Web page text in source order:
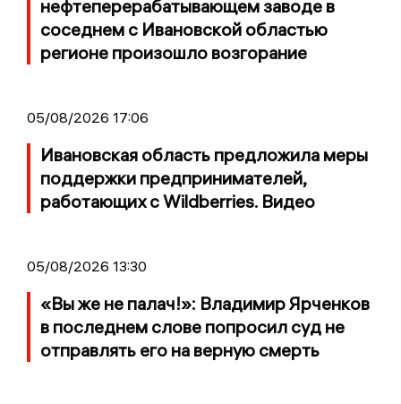
нефтеперерабатывающем заводе в
соседнем с Ивановской областью
регионе произошло возгорание
05/08/2026 17:06
Ивановская область предложила меры
поддержки предпринимателей,
работающих с Wildberries. Видео
05/08/2026 13:30
«Вы же не палач!»: Владимир Ярченков
в последнем слове попросил суд не
отправлять его на верную смерть